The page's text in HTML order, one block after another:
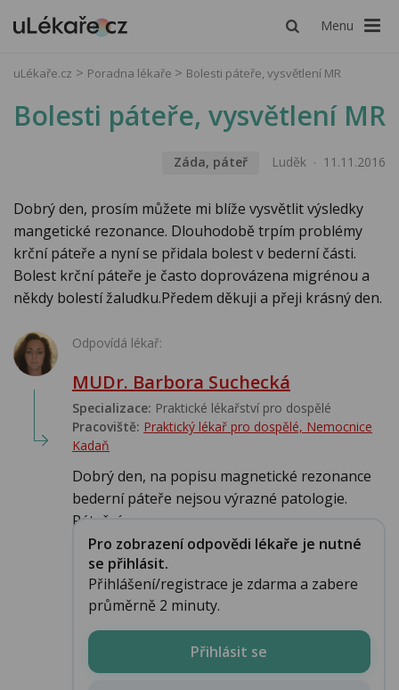
Menu
uLékaře.cz Poradna lékaře Bolesti páteře, vysvětlení MR
Bolesti páteře, vysvětlení MR
Záda, páteř Luděk 11.11.2016
Dobrý den, prosím můžete mi blíže vysvětlit výsledky
mangetické rezonance. Dlouhodobě trpím problémy
krční páteře a nyní se přidala bolest v bederní části.
Bolest krční páteře je často doprovázena migrénou a
někdy bolestí žaludku.Předem děkuji a přeji krásný den.
Odpovídá lékař:
MUDr. Barbora Suchecká
Specializace: Praktické lékařství pro dospělé
Pracoviště: Praktický lékař pro dospělé, Nemocnice
Kadaň
Dobrý den, na popisu magnetické rezonance
bederní páteře nejsou výrazné patologie.
Páteřní...
Pro zobrazení odpovědi lékaře je nutné
se přihlásit.
Přihlášení/registrace je zdarma a zabere
průměrně 2 minuty.
Přihlásit se